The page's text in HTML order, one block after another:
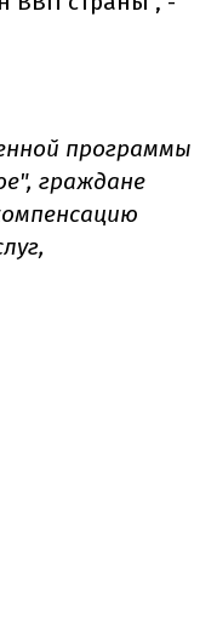
программы
граждане